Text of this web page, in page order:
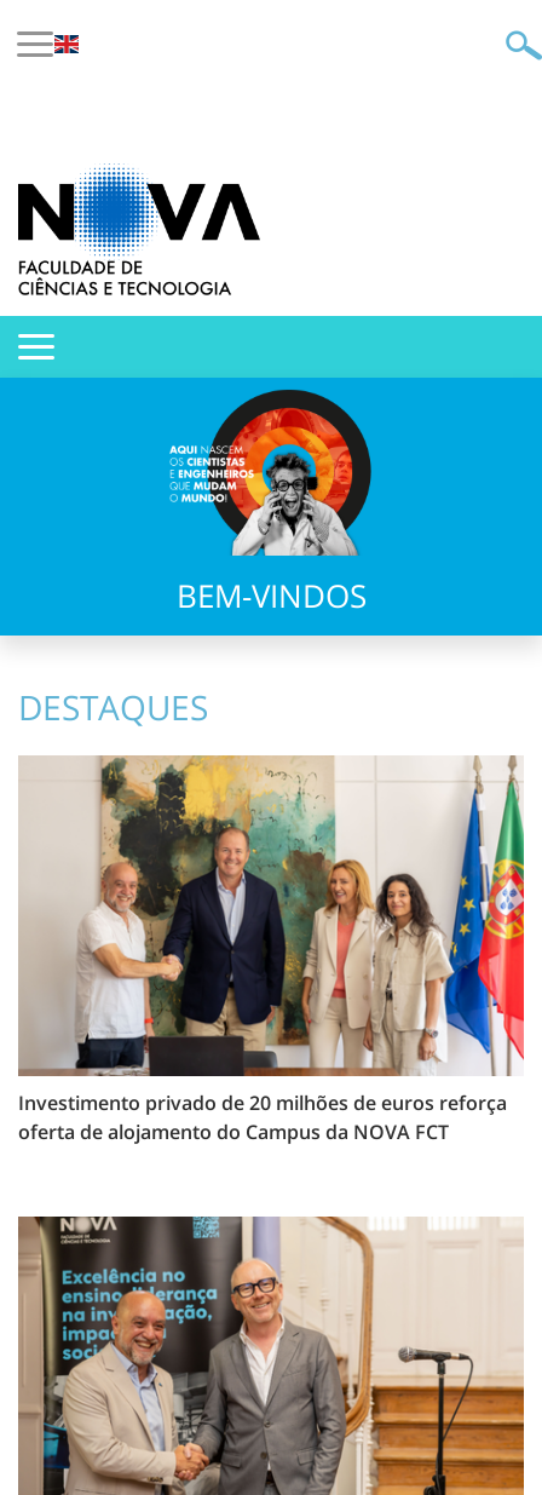
BEM-VINDOS
DESTAQUES
Investimento privado de 20 milhões de euros reforça
oferta de alojamento do Campus da NOVA FCT